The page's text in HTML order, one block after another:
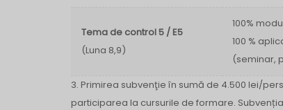
Tema de control 5 / E5
(Luna 8,9)
100%
100 %
(seminar,
3. Primirea subvenţie în sumă de 4.500 lei/
participarea la cursurile de formare.